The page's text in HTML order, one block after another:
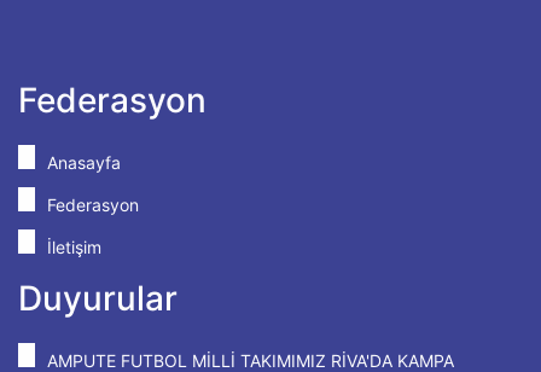
Federasyon
Anasayfa
Federasyon
İletişim
Duyurular
AMPUTE FUTBOL MİLLİ TAKIMIMIZ RİVA'DA KAMPA